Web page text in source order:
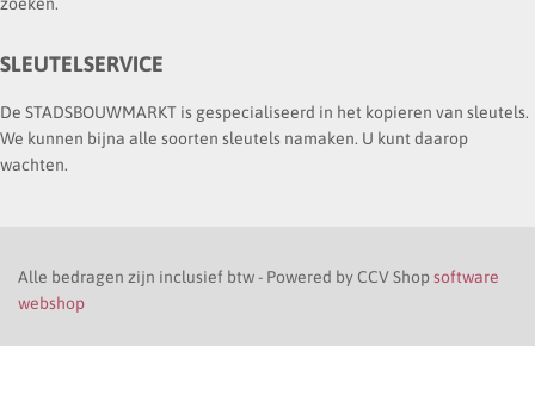
SLEUTELSERVICE
De STADSBOUWMARKT is gespecialiseerd in het kopieren van sleutels.
We kunnen bijna alle soorten sleutels namaken. U kunt daarop
wachten.
Alle bedragen zijn inclusief btw - Powered by CCV Shopsoftware
webshop